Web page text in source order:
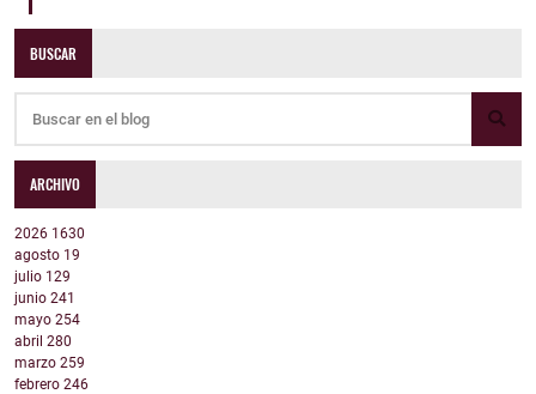
BUSCAR
ARCHIVO
2026 1630
agosto 19
julio 129
junio 241
mayo 254
abril 280
marzo 259
febrero 246